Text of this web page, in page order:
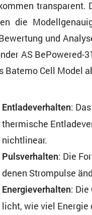
die
und
AS
Batemo Cell Model
Entla­de­ver­halten:
thermi­sche
nichtlinear.
Pulsver­halten: Die
denen Strom­pulse
Energie­ver­halten:
licht, wie viel